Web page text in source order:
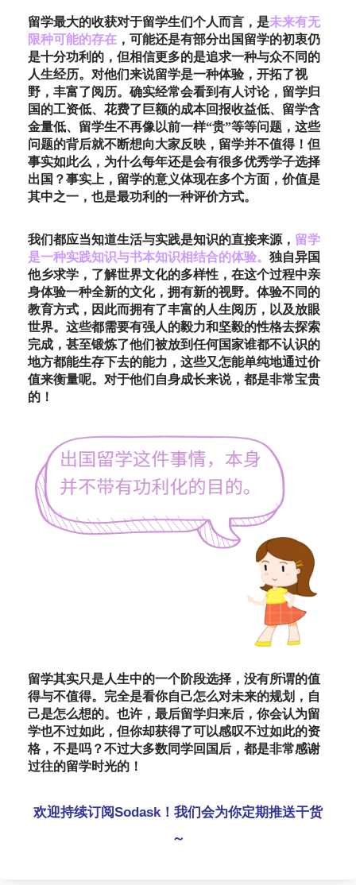
留学最大的收获对于留学生们个人而言，是未来有无
限种可能的存在 ，可能还是有部分出国留学的初衷仍
是十分功利的，但相信更多的是追求一种与众不同的
人生经历。对他们来说留学是一种体验，开拓了视
野，丰富了阅历。确实经常会看到有人讨论，留学归
国的工资低、花费了巨额的成本回报收益低、留学含
金量低、留学生不再像以前一样“贵”等等问题，这些
问题的背后就不断想向大家反映，留学并不值得！但
事实如此么，为什么每年还是会有很多优秀学子选择
出国？事实上，留学的意义体现在多个方面，价值是
其中之一，也是最功利的一种评价方式。
我们都应当知道生活与实践是知识的直接来源， 留学
是一种实践知识与书本知识相结合的体验。 独自异国
他乡求学，了解世界文化的多样性，在这个过程中亲
身体验一种全新的文化，拥有新的视野。体验不同的
教育方式，因此而拥有了丰富的人生阅历，以及放眼
世界。这些都需要有强人的毅力和坚毅的性格去探索
完成，甚至锻炼了他们被放到任何国家谁都不认识的
地方都能生存下去的能力，这些又怎能单纯地通过价
值来衡量呢。对于他们自身成长来说，都是非常宝贵
的！
留学其实只是人生中的一个阶段选择，没有所谓的值
得与不值得。完全是看你自己怎么对未来的规划，自
己是怎么想的。也许，最后留学归来后，你会认为留
学也不过如此，但你却获得了可以感叹不过如此的资
格，不是吗？不过大多数同学回国后，都是非常感谢
过往的留学时光的！
欢迎持续订阅Sodask！我们会为你定期推送干货
～